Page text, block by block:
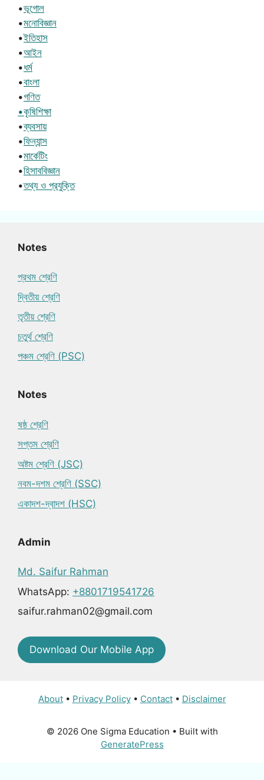
•ভূগোল
•মনোবিজ্ঞান
•ইতিহাস
•আইন
•ধর্ম
•বাংলা
•গণিত
•কৃষিশিক্ষা
•ব্যবসায়
•ফিন্যান্স
•মার্কেটিং
•হিসাববিজ্ঞান
•তথ্য ও প্রযুক্তি
Notes
প্রথম শ্রেণি
দ্বিতীয় শ্রেণি
তৃতীয় শ্রেণি
চতুর্থ শ্রেণি
পঞ্চম শ্রেণি (PSC)
Notes
ষষ্ঠ শ্রেণি
সপ্তম শ্রেণি
অষ্টম শ্রেণি (JSC)
নবম-দশম শ্রেণি (SSC)
একাদশ-দ্বাদশ (HSC)
Admin
Md. Saifur Rahman
WhatsApp: +8801719541726
saifur.rahman02@gmail.com
Download Our Mobile App
About• Privacy Policy• Contact• Disclaimer
© 2026 One Sigma Education • Built with
GeneratePress